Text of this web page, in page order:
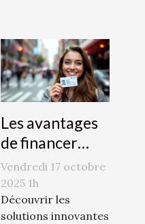
Les avantages
de financer
votre permis de
conduire avec
le CPF
Vendredi 17 octobre
2025 1h
Découvrir les
solutions innovantes